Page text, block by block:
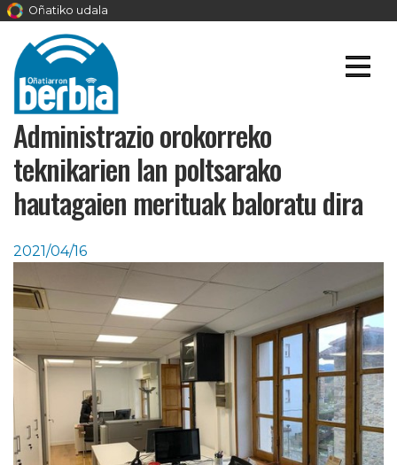
Oñatiko udala
Administrazio orokorreko
teknikarien lan poltsarako
hautagaien merituak baloratu dira
2021/04/16